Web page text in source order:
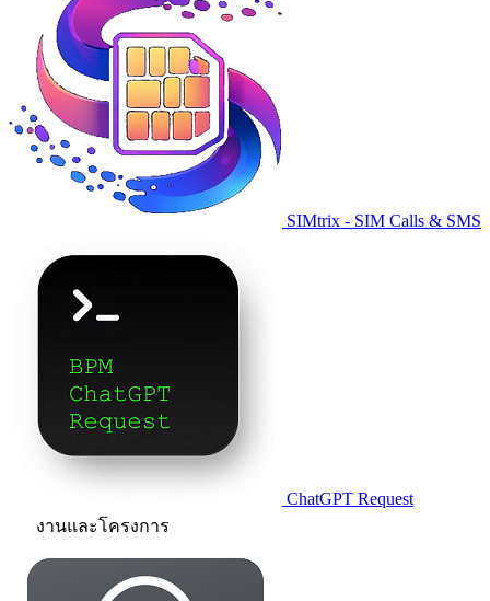
SIMtrix - SIM Calls & SMS
ChatGPT Request
งานและโครงการ